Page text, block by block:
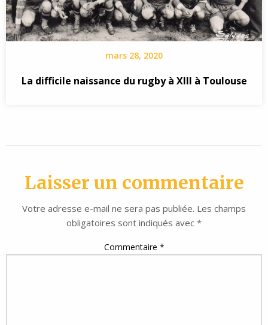
mars 28, 2020
La difficile naissance du rugby à XIII à Toulouse
Laisser un commentaire
Votre adresse e-mail ne sera pas publiée. Les champs
obligatoires sont indiqués avec *
Commentaire *